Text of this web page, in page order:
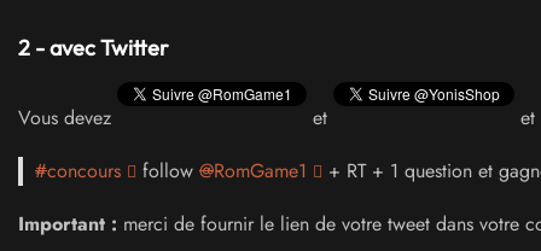
2 - avec Twitter
Vous devez et
et
#concours follow @RomGame1
+ RT + 1 question et
Important : merci de fournir le lien de votre tweet dans